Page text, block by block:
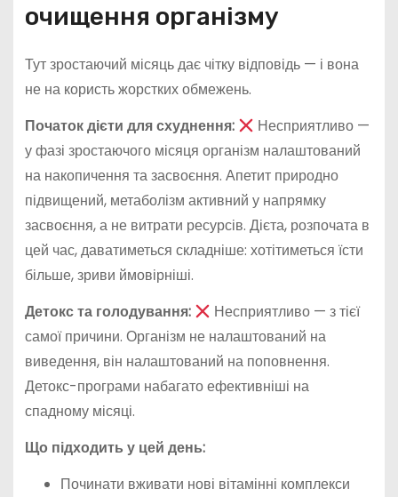
очищення організму
Тут зростаючий місяць дає чітку відповідь — і вона
не на користь жорстких обмежень.
Початок дієти для схуднення:
Несприятливо —
у фазі зростаючого місяця організм налаштований
на накопичення та засвоєння. Апетит природно
підвищений, метаболізм активний у напрямку
засвоєння, а не витрати ресурсів. Дієта, розпочата в
цей час, даватиметься складніше: хотітиметься їсти
більше, зриви ймовірніші.
Детокс та голодування:
Несприятливо — з тієї
самої причини. Організм не налаштований на
виведення, він налаштований на поповнення.
Детокс-програми набагато ефективніші на
спадному місяці.
Що підходить у цей день:
Починати вживати нові вітамінні комплекси